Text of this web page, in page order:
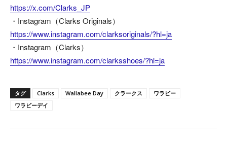
https://x.com/Clarks_JP
・Instagram（Clarks Originals）
https://www.instagram.com/clarksoriginals/?hl=ja
・Instagram（Clarks）
https://www.instagram.com/clarksshoes/?hl=ja
タグ Clarks Wallabee Day クラークス
ワラビー
ワラビーデイ